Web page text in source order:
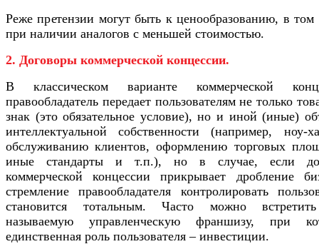
Реже претензии могут быть к ценообразованию, в том
при наличии аналогов с меньшей стоимостью.
2. Договоры коммерческой концессии.
В классическом варианте коммерческой
правообладатель передает пользователям не только
знак (это обязательное условие), но и иной (иные)
интеллектуальной собственности (например, ноу-
обслуживанию клиентов, оформлению торговых
иные стандарты и т.п.), но в случае, если
коммерческой концессии прикрывает дробление
стремление правообладателя контролировать
становится тотальным. Часто можно
называемую управленческую франшизу, при
единственная роль пользователя – инвестиции.